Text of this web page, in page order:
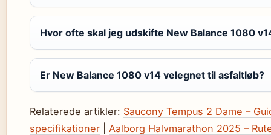
Hvor ofte skal jeg udskifte New Balance 1080
Er New Balance 1080 v14 velegnet til asfaltløb?
Relaterede artikler: Saucony Tempus 2 Dame –
specifikationer
Aalborg Halvmarathon 2025 –